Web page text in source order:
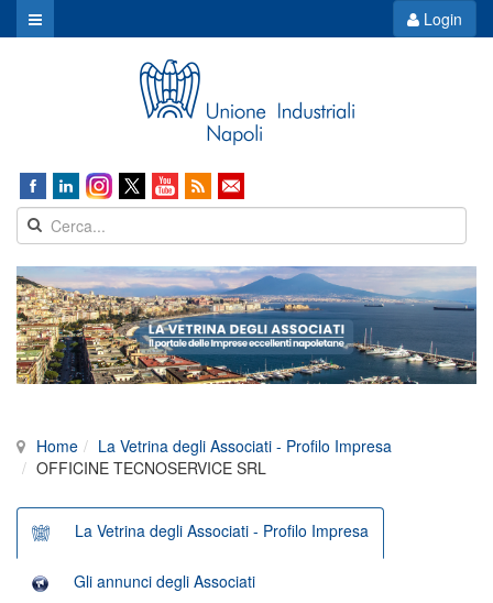
Login
Home
La Vetrina degli Associati - Profilo Impresa
OFFICINE TECNOSERVICE SRL
La Vetrina degli Associati - Profilo Impresa
Gli annunci degli Associati